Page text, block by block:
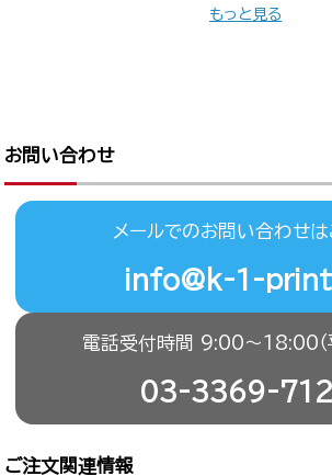
もっと見る
お問い合わせ
メールでのお問い合わせは
info@k-1-
電話受付時間 9:00〜18:00（
03-3369-
ご注文関連情報